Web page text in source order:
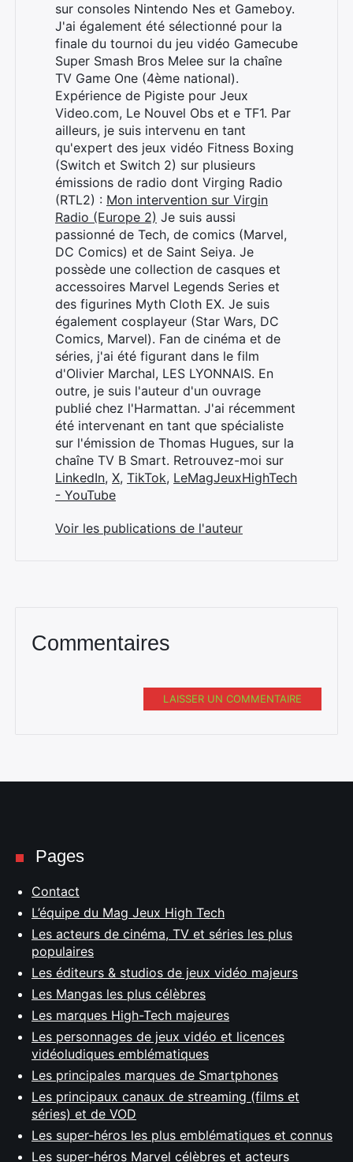
sur consoles Nintendo Nes et Gameboy.
J'ai également été sélectionné pour la
finale du tournoi du jeu vidéo Gamecube
Super Smash Bros Melee sur la chaîne
TV Game One (4ème national).
Expérience de Pigiste pour Jeux
Video.com, Le Nouvel Obs et e TF1. Par
ailleurs, je suis intervenu en tant
qu'expert des jeux vidéo Fitness Boxing
(Switch et Switch 2) sur plusieurs
émissions de radio dont Virging Radio
(RTL2) : Mon intervention sur Virgin
Radio (Europe 2) Je suis aussi
passionné de Tech, de comics (Marvel,
DC Comics) et de Saint Seiya. Je
possède une collection de casques et
accessoires Marvel Legends Series et
des figurines Myth Cloth EX. Je suis
également cosplayeur (Star Wars, DC
Comics, Marvel). Fan de cinéma et de
séries, j'ai été figurant dans le film
d'Olivier Marchal, LES LYONNAIS. En
outre, je suis l'auteur d'un ouvrage
publié chez l'Harmattan. J'ai récemment
été intervenant en tant que spécialiste
sur l'émission de Thomas Hugues, sur la
chaîne TV B Smart. Retrouvez-moi sur
LinkedIn, X, TikTok, LeMagJeuxHighTech
- YouTube
Voir les publications de l'auteur
Commentaires
LAISSER UN COMMENTAIRE
Pages
Contact
L’équipe du Mag Jeux High Tech
Les acteurs de cinéma, TV et séries les plus
populaires
Les éditeurs & studios de jeux vidéo majeurs
Les Mangas les plus célèbres
Les marques High-Tech majeures
Les personnages de jeux vidéo et licences
vidéoludiques emblématiques
Les principales marques de Smartphones
Les principaux canaux de streaming (films et
séries) et de VOD
Les super-héros les plus emblématiques et connus
Les super-héros Marvel célèbres et acteurs
Rechercher
: